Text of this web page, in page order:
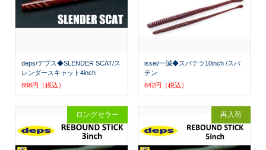
deps/デプス◆SLENDER SCAT/ス
レンダースキャット4inch
888円（税込）
issei/一誠◆スパテラ10inch /スパ
テン
842円（税込）
ロングセラー 再入荷